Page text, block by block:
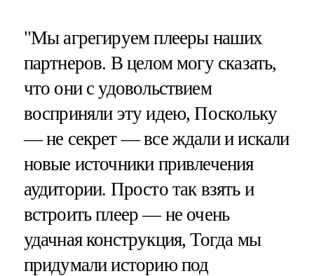
"Мы агрегируем плееры наших
партнеров. В целом могу сказать,
что они с удовольствием
восприняли эту идею, Поскольку
— не секрет — все ждали и искали
новые источники привлечения
аудитории. Просто так взять и
встроить плеер — не очень
удачная конструкция, Тогда мы
придумали историю под